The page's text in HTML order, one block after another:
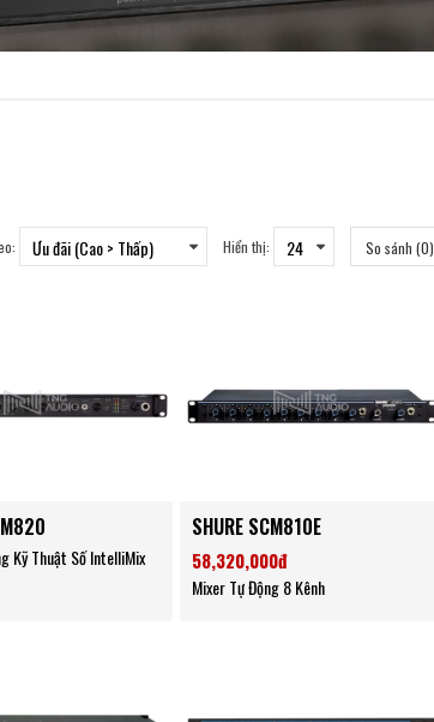
Hiển thị: So sánh (0)
Kỹ Thuật Số IntelliMix
SHURE SCM810E
58,320,000đ
Mixer Tự Động 8 Kênh